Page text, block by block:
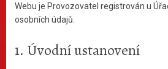
Webu je Provozovatel registrován u
osobních údajů.
1. Úvodní ustanovení